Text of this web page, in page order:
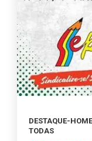
DESTAQUE-HOME
TODAS